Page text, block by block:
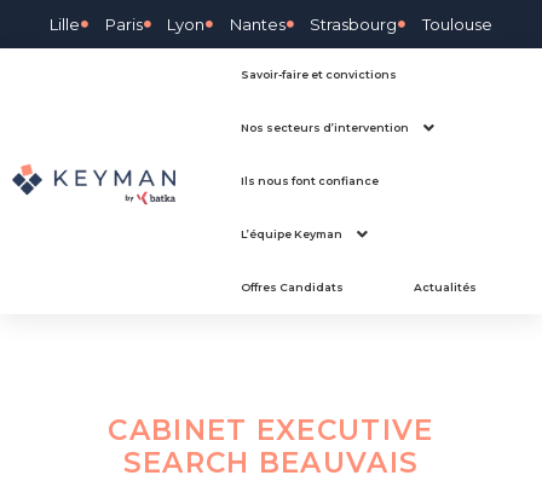
Lille Paris Lyon Nantes Strasbourg Toulouse
Savoir-faire et convictions
Nos secteurs d’intervention
Ils nous font confiance
L’équipe Keyman
Offres Candidats Actualités
CABINET EXECUTIVE
SEARCH BEAUVAIS